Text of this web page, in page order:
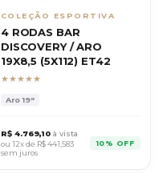
COLEÇÃO ESPORTIVA
4 RODAS BAR
DISCOVERY / ARO
19X8,5 (5X112) ET42
★★★★★
Aro19"
R$ 4.769,10 à vista
ou 12x de R$441,583
sem juros
10% OFF